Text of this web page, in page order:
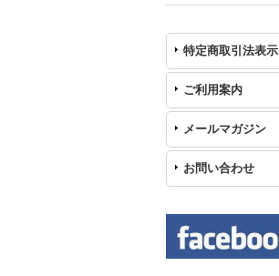
特定商取引法表示
ご利用案内
メールマガジン
お問い合わせ